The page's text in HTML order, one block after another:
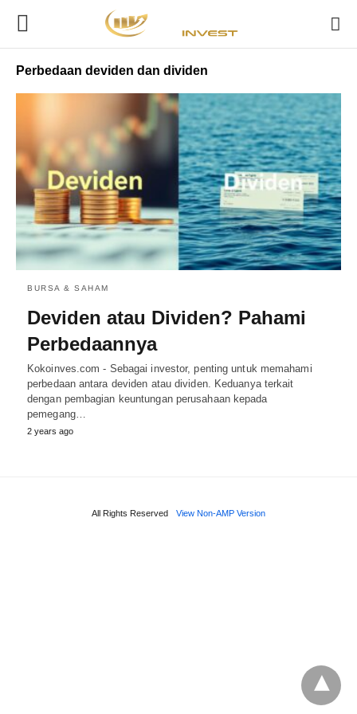
Perbedaan deviden dan dividen
BURSA & SAHAM
Deviden atau Dividen? Pahami
Perbedaannya
Kokoinves.com - Sebagai investor, penting untuk memahami
perbedaan antara deviden atau dividen. Keduanya terkait
dengan pembagian keuntungan perusahaan kepada
pemegang…
2 years ago
All Rights Reserved View Non-AMP Version